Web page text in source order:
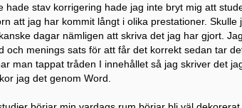
hade stav korrigering hade jag inte bryt mig att
att jag har kommit långt i olika prestationer. Skulle
dagar nämligen att skriva det jag har gjort.
och menings sats för att får det korrekt sedan tar
man tappat tråden I innehållet så jag skriver det
jag det genom Word.